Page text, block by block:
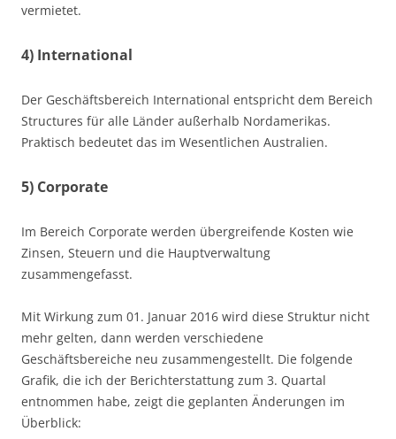
vermietet.
4) International
Der Geschäftsbereich International entspricht dem Bereich
Structures für alle Länder außerhalb Nordamerikas.
Praktisch bedeutet das im Wesentlichen Australien.
5) Corporate
Im Bereich Corporate werden übergreifende Kosten wie
Zinsen, Steuern und die Hauptverwaltung
zusammengefasst.
Mit Wirkung zum 01. Januar 2016 wird diese Struktur nicht
mehr gelten, dann werden verschiedene
Geschäftsbereiche neu zusammengestellt. Die folgende
Grafik, die ich der Berichterstattung zum 3. Quartal
entnommen habe, zeigt die geplanten Änderungen im
Überblick: